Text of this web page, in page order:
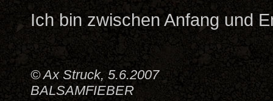
Ich bin zwischen Anfang und
© Ax Struck, 5.6.2007
BALSAMFIEBER